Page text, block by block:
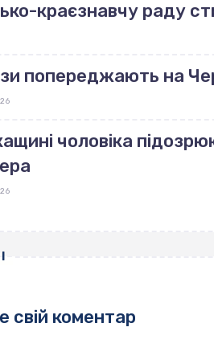
краєзнавчу раду
попереджають на
чоловіка
свій коментар